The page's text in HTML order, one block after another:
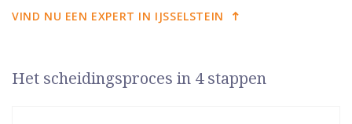
VIND NU EEN EXPERT IN IJSSELSTEIN
Het scheidingsproces in 4 stappen